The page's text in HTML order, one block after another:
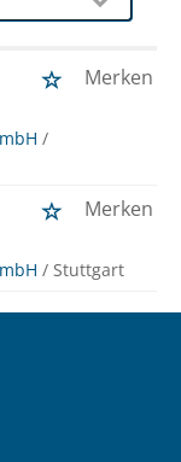
Merken
/
Merken
/ Stuttgart